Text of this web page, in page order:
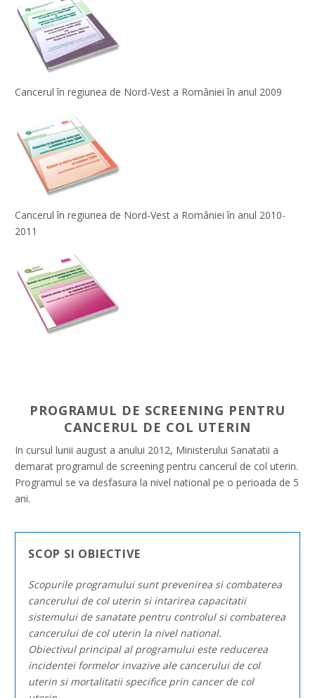
Cancerul în regiunea de Nord-Vest a României în anul 2009
Cancerul în regiunea de Nord-Vest a României în anul 2010-
2011
PROGRAMUL DE SCREENING PENTRU
CANCERUL DE COL UTERIN
In cursul lunii august a anului 2012, Ministerului Sanatatii a
demarat programul de screening pentru cancerul de col uterin.
Programul se va desfasura la nivel national pe o perioada de 5
ani.
SCOP SI OBIECTIVE
Scopurile programului sunt prevenirea si combaterea
cancerului de col uterin si intarirea capacitatii
sistemului de sanatate pentru controlul si combaterea
cancerului de col uterin la nivel national.
Obiectivul principal al programului este reducerea
incidentei formelor invazive ale cancerului de col
uterin si mortalitatii specifice prin cancer de col